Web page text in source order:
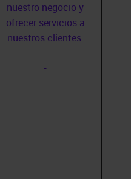
nuestro negocio y
ofrecer servicios a
nuestros clientes.